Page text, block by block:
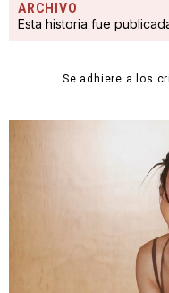
ARCHIVO
Esta historia fue
Se adhiere a los